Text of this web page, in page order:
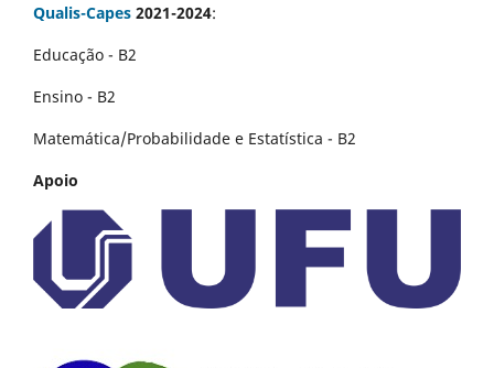
Qualis-Capes 2021-2024:
Educação - B2
Ensino - B2
Matemática/Probabilidade e Estatística - B2
Apoio